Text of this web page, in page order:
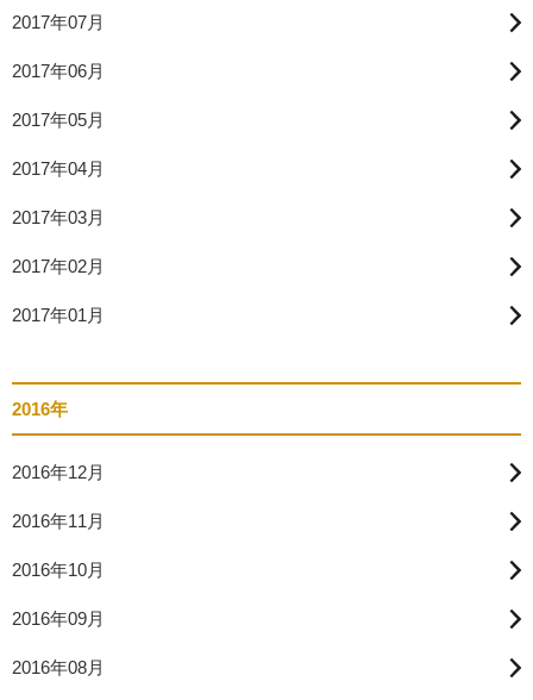
2017年07月
2017年06月
2017年05月
2017年04月
2017年03月
2017年02月
2017年01月
2016年
2016年12月
2016年11月
2016年10月
2016年09月
2016年08月